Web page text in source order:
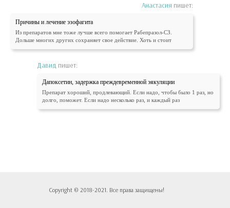
Анастасия пишет:
Причины и лечение эзофагита
Из препаратов мне тоже лучше всего помогает Рабепразол-СЗ.
Дольше многих других сохраняет свое действие. Хоть и стоит
Давид пишет:
Дапоксетин, задержка преждевременной эякуляции
Препарат хороший, продлевающий. Если надо, чтобы было 1 раз, но
долго, поможет. Если надо несколько раз, и каждый раз
Copyright © 2018-2021. Все права защищены!